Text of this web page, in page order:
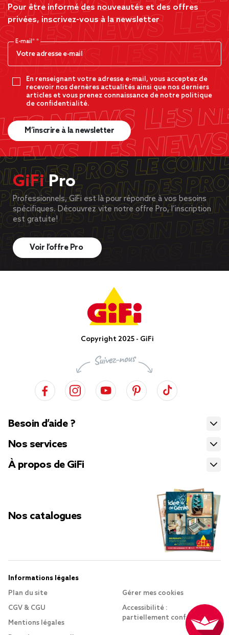
Pour être informé des nouveautés et des offres
privées, inscrivez-vous à la newsletter
E-mail*
En renseignant votre adresse e-mail, vous acceptez de
recevoir nos dernères actualités ainsi que nos derniers
articles et vous prenez connaissance de notre politique
de confidentialité.
M’inscrire à la newsletter
GiFiPro
Professionnels, GiFi est là pour répondre à vos besoins
spécifiques. Découvrez vite notre offre Pro, l’inscription
est gratuite!
Voir l’offre Pro
Copyright 2025 - GiFi
Besoin d’aide ?
Nos services
À propos de GiFi
Nos catalogues
Informations légales
Plan du site
CGV & CGU
Mentions légales
Gérer mes cookies
Accessibilité :
partiellement conforme